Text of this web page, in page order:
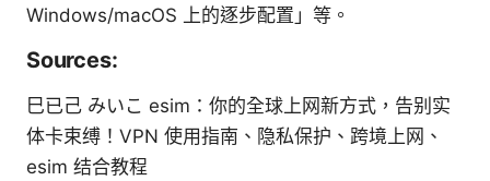
Windows/macOS 上的逐步配置」等。
Sources:
巳已己 みいこ esim：你的全球上网新方式，告别实
体卡束缚！VPN 使用指南、隐私保护、跨境上网、
esim 结合教程